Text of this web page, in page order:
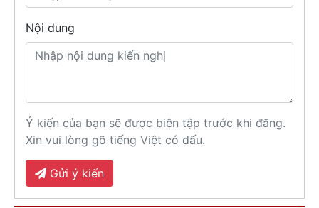
Nội dung
Ý kiến của bạn sẽ được biên tập trước khi đăng.
Xin vui lòng gõ tiếng Việt có dấu.
Gửi ý kiến